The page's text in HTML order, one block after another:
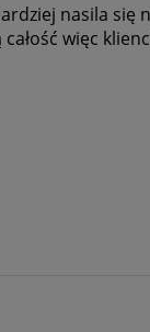
nasila się
więc